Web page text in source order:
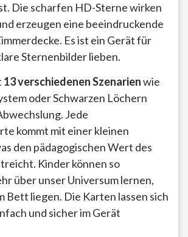
Die scharfen HD-Sterne wirken
erzeugen eine beeindruckende
Es ist ein Gerät für
Sternenbilder lieben.
13 verschiedenen Szenarienwie
oder Schwarzen Löchern
Jede
kommt mit einer kleinen
den pädagogischen Wert des
Kinder können so
über unser Universum lernen,
Bett liegen. Die Karten lassen sich
und sicher im Gerät